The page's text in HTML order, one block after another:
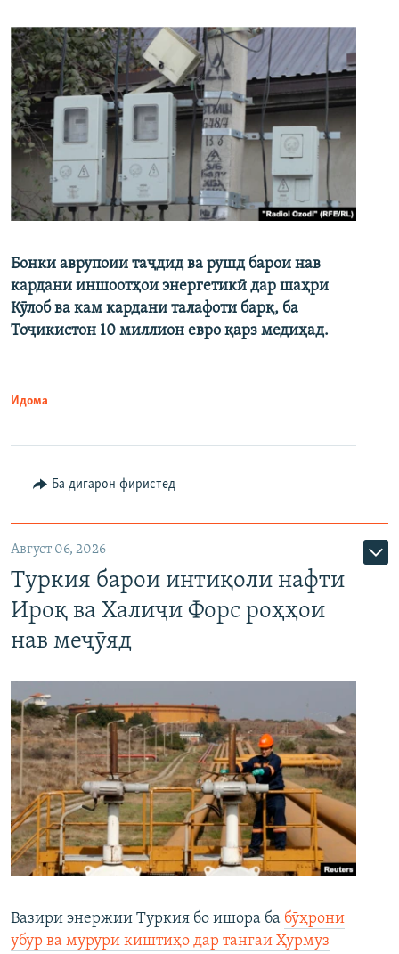
Бонки аврупоии таҷдид ва рушд барои нав
кардани иншоотҳои энергетикӣ дар шаҳри
Кӯлоб ва кам кардани талафоти барқ, ба
Тоҷикистон 10 миллион евро қарз медиҳад.
Идома
Ба дигарон фиристед
Август 06, 2026
Туркия барои интиқоли нафти
Ироқ ва Халиҷи Форс роҳҳои
нав меҷӯяд
Вазири энержии Туркия бо ишора ба бӯҳрони
убур ва мурури киштиҳо дар тангаи Ҳурмуз